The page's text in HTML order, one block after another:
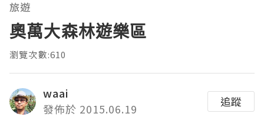
旅遊
奧萬大森林遊樂區
瀏覽次數:610
waai
發佈於 2015.06.19
追蹤